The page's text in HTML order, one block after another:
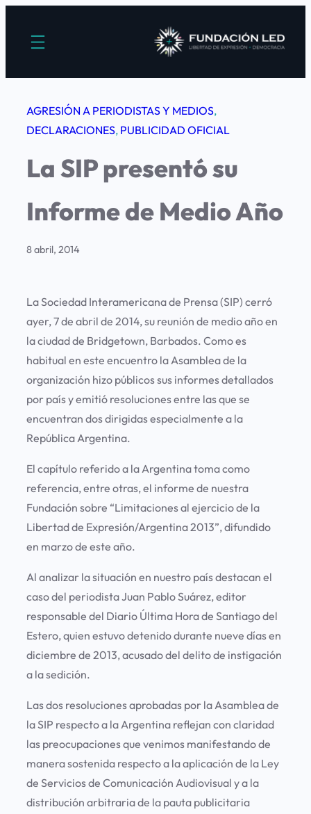
AGRESIÓN A PERIODISTAS Y MEDIOS
DECLARACIONES, PUBLICIDAD OFICIAL
La SIP presentó su
Informe de Medio Año
8 abril, 2014
La Sociedad Interamericana de Prensa (SIP) cerró
ayer, 7 de abril de 2014, su reunión de medio año en
la ciudad de Bridgetown, Barbados. Como es
habitual en este encuentro la Asamblea de la
organización hizo públicos sus informes detallados
por país y emitió resoluciones entre las que se
encuentran dos dirigidas especialmente a la
República Argentina.
El capítulo referido a la Argentina toma como
referencia, entre otras, el informe de nuestra
Fundación sobre “Limitaciones al ejercicio de la
Libertad de Expresión/Argentina 2013”, difundido
en marzo de este año.
Al analizar la situación en nuestro país destacan el
caso del periodista Juan Pablo Suárez, editor
responsable del Diario Última Hora de Santiago del
Estero, quien estuvo detenido durante nueve días en
diciembre de 2013, acusado del delito de instigación
a la sedición.
Las dos resoluciones aprobadas por la Asamblea de
la SIP respecto a la Argentina reflejan con claridad
las preocupaciones que venimos manifestando de
manera sostenida respecto a la aplicación de la Ley
de Servicios de Comunicación Audiovisual y a la
distribución arbitraria de la pauta publicitaria